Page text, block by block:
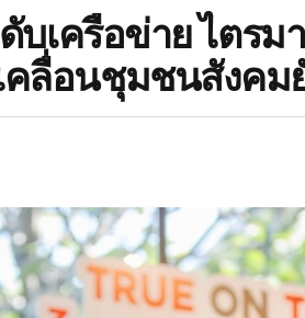
บเครือข่าย ไตร
คลื่อนชุมชนสังคม